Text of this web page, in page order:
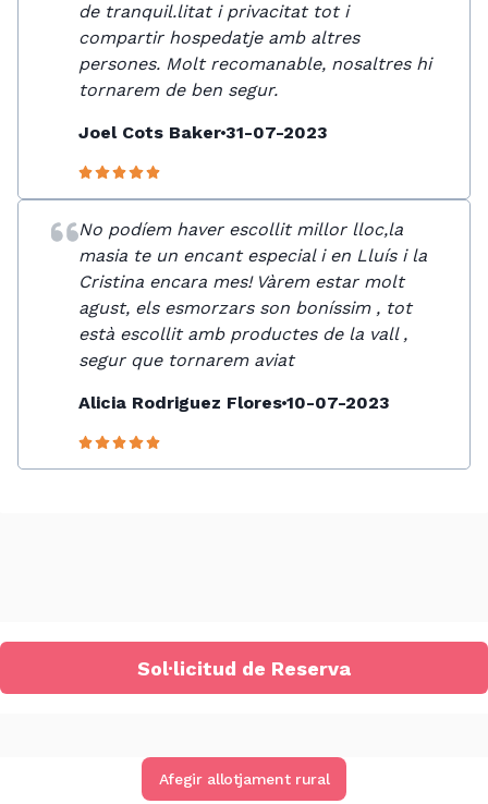
de tranquil.litat i privacitat tot i
compartir hospedatje amb altres
persones. Molt recomanable, nosaltres hi
tornarem de ben segur.
Joel Cots Baker 31-07-2023
No podíem haver escollit millor lloc,la
masia te un encant especial i en Lluís i la
Cristina encara mes! Vàrem estar molt
agust, els esmorzars son boníssim , tot
està escollit amb productes de la vall ,
segur que tornarem aviat
Alicia Rodriguez Flores 10-07-2023
Sol·licitud de Reserva
Afegir allotjament rural